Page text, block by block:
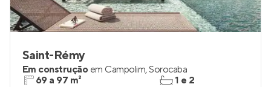
Saint-Rémy
Em construção em Campolim,Sorocaba
69 a 97 m²
1 e 2